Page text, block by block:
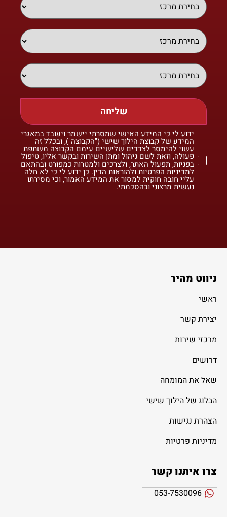
שליחה
ידוע לי כי המידע האישי שמסרתי יישמר ויעובד במאגרי
המידע של קבוצת הילוך שישי ("הקבוצה"), ובכלל זה
עשוי להימסר לצדדים שלישיים עימם הקבוצה משתפת
פעולה, וזאת לשם ניהול ומתן השירות ובקשר אליו, טיפול
בפניות, תפעול האתר, ולצרכים ולמטרות כמפורט ובהתאם
למדיניות הפרטיות ולהוראות הדין. כן ידוע לי כי לא חלה
עליי חובה חוקית למסור את המידע האמור, וכי מסירתו
נעשית מרצוני ובהסכמתי.
ניווט מהיר
ראשי
יצירת קשר
מרכזי שירות
דרושים
שאל את המומחה
הבלוג של הילוך שישי
הצהרת נגישות
מדיניות פרטיות
צרו איתנו קשר
053-7530096